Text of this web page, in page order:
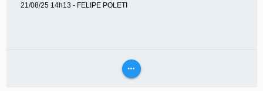
21/08/25 14h13 - FELIPE POLETI
more_horiz